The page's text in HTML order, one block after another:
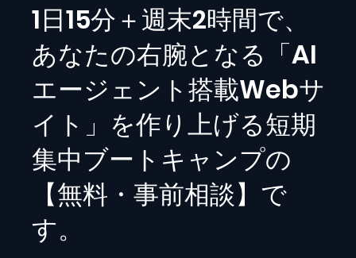
1日15分＋週末2時間で、
あなたの右腕となる「AI
エージェント搭載Webサ
イト」を作り上げる短期
集中ブートキャンプの
【無料・事前相談】で
す。